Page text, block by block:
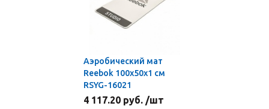
Аэробический мат
Reebok 100х50х1 см
RSYG-16021
4 117.20 руб. /шт